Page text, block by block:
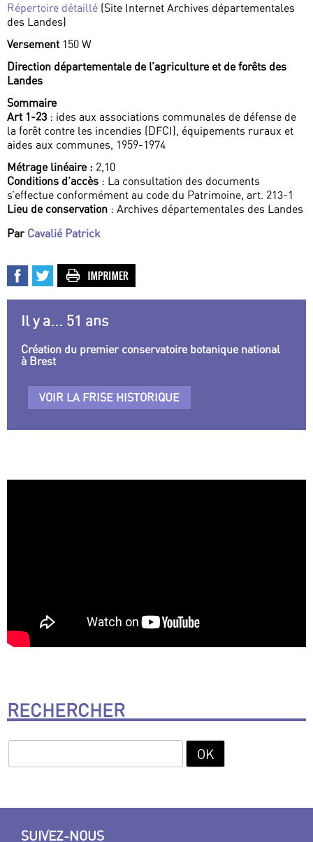
Répertoire détaillé (Site Internet Archives départementales
des Landes)
Versement 150 W
Direction départementale de l’agriculture et de forêts des
Landes
Sommaire
Art 1-23 : ides aux associations communales de défense de
la forêt contre les incendies (DFCI), équipements ruraux et
aides aux communes, 1959-1974
Métrage linéaire : 2,10
Conditions d’accès : La consultation des documents
s’effectue conformément au code du Patrimoine, art. 213-1
Lieu de conservation : Archives départementales des Landes
Par Cavalié Patrick
Il y a... 51 ans
Création du premier conservatoire botanique national
à Brest
VOIR LA FRISE HISTORIQUE
RECHERCHER
SUIVEZ-NOUS